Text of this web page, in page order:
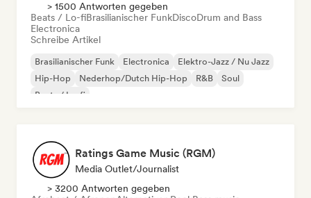
> 1500 Antworten gegeben
Beats / Lo-fiBrasilianischer FunkDiscoDrum and Bass
Electronica
Schreibe Artikel
Brasilianischer Funk Electronica
Elektro-Jazz / Nu Jazz
Hip-Hop
Nederhop/Dutch Hip-Hop R&B
Soul
Beats / Lo-fi
Ratings Game Music (RGM)
Media Outlet/Journalist
> 3200 Antworten gegeben